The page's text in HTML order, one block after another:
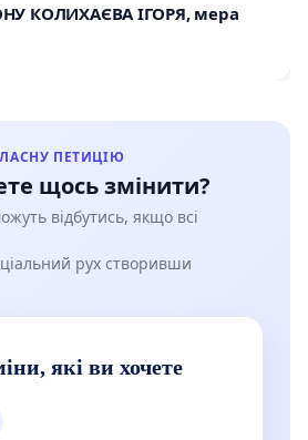
КОЛИХАЄВА ІГОРЯ, мера
ПЕТИЦІЮ
щось змінити?
відбутись, якщо всі
рух створивши
які ви хочете